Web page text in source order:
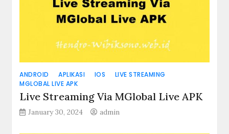
ANDROID APLIKASI IOS
LIVE STREAMING
MGLOBAL LIVE APK
Live Streaming Via MGlobal Live APK
January 30, 2024 admin